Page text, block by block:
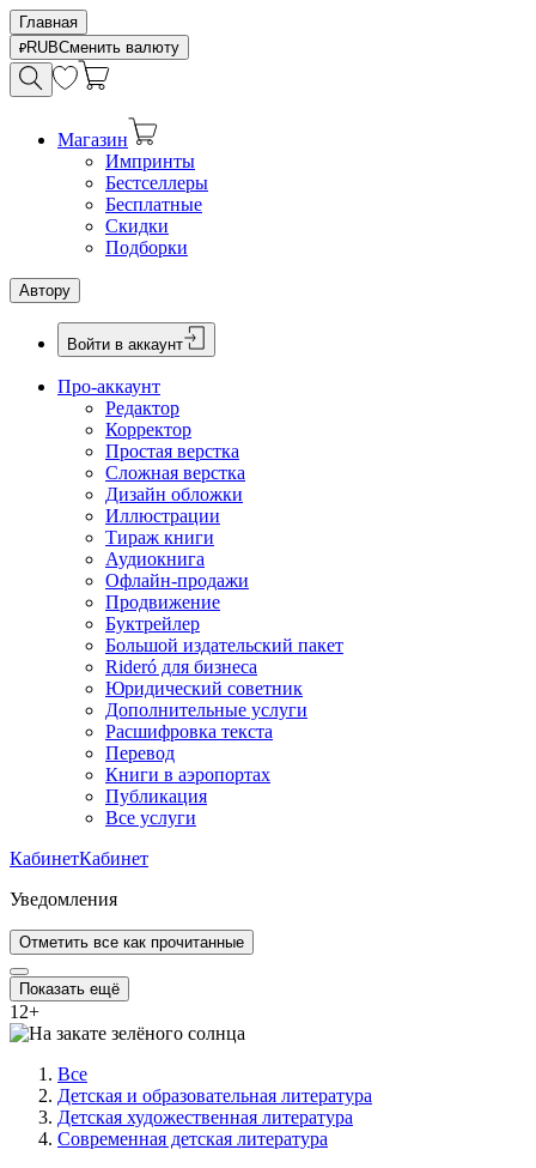
Главная
RUBСменить валюту
Магазин
Импринты
Бестселлеры
Бесплатные
Скидки
Подборки
Автору
Войти в аккаунт
Про-аккаунт
Редактор
Корректор
Простая верстка
Сложная верстка
Дизайн обложки
Иллюстрации
Тираж книги
Аудиокнига
Офлайн-продажи
Продвижение
Буктрейлер
Большой издательский пакет
Rideró для бизнеса
Юридический советник
Дополнительные услуги
Расшифровка текста
Перевод
Книги в аэропортах
Публикация
Все услуги
КабинетКабинет
Уведомления
Отметить все как прочитанные
Показать ещё
12+
Все
Детская и образовательная литература
Детская художественная литература
Современная детская литература